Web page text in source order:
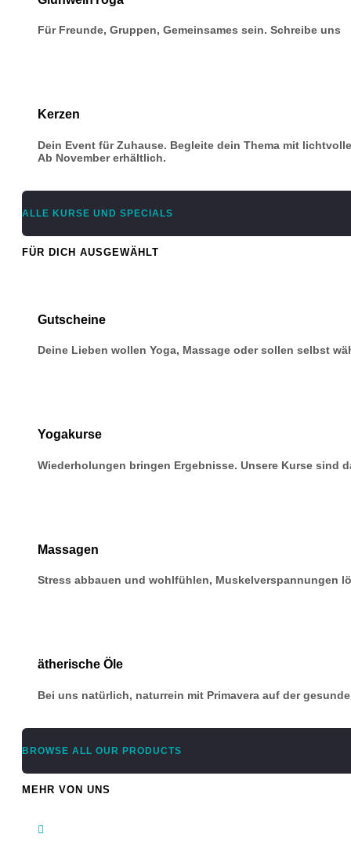
Für Freunde, Gruppen, Gemeinsames sein. Schreibe uns
Kerzen
Dein Event für Zuhause. Begleite dein Thema mit
Ab November erhältlich.
ALLE KURSE UND SPECIALS
FÜR DICH AUSGEWÄHLT
Gutscheine
Deine Lieben wollen Yoga, Massage oder sollen selbst
Yogakurse
Wiederholungen bringen Ergebnisse. Unsere Kurse sind
Massagen
Stress abbauen und wohlfühlen, Muskelverspannungen
ätherische Öle
Bei uns natürlich, naturrein mit Primavera auf der
BROWSE ALL OUR PRODUCTS
MEHR VON UNS
